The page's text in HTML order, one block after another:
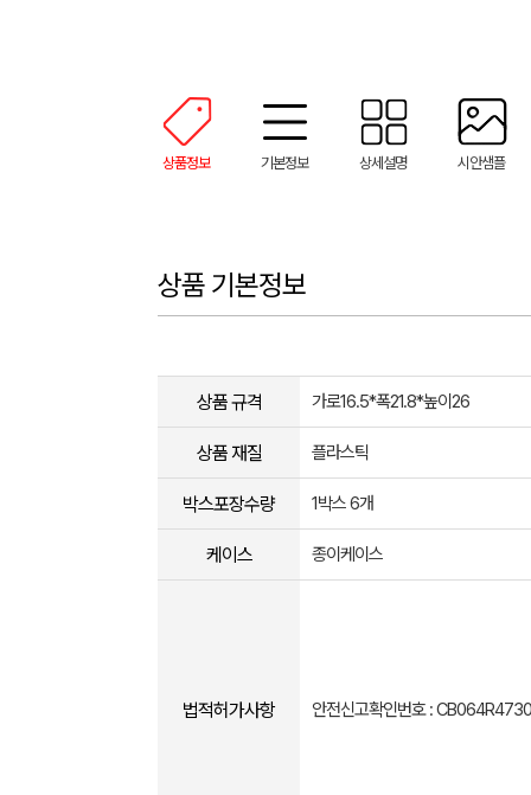
상품정보 기본정보 상세설명 시안샘플
상품 기본정보
상품 규격 가로16.5*폭21.8*높이26
상품 재질 플라스틱
박스포장수량 1박스 6개
케이스 종이케이스
법적허가사항 안전신고확인번호 :